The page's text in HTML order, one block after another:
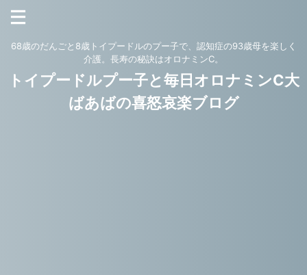
68歳のだんごと8歳トイプードルのプー子で、認知症の93歳母を楽しく
介護。長寿の秘訣はオロナミンC。
トイプードルプー子と毎日オロナミンC大
ばあばの喜怒哀楽ブログ